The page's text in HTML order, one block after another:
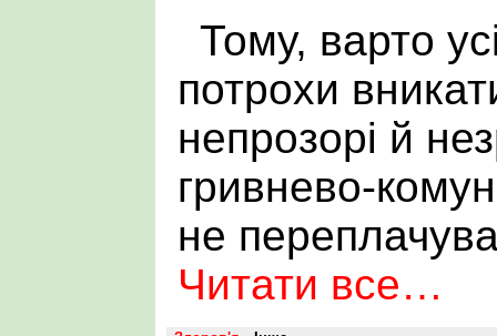
Тому, варто
потрохи
непрозорі й
гривнево-
не
Читати все…